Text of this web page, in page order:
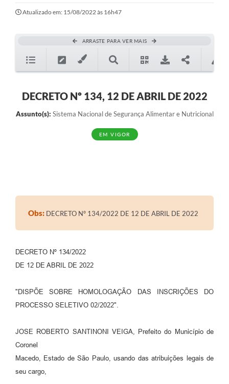
Atualizado em: 15/08/2022 às 16h47
ARRASTE PARA VER MAIS
DECRETO Nº 134, 12 DE ABRIL DE 2022
Assunto(s): Sistema Nacional de Segurança Alimentar e Nutricional
EM VIGOR
Obs: DECRETO Nº 134/2022 DE 12 DE ABRIL DE 2022
DECRETO Nº 134/2022
DE 12 DE ABRIL DE 2022
"DISPÕE SOBRE HOMOLOGAÇÃO DAS INSCRIÇÕES DO
PROCESSO SELETIVO 02/2022".
JOSE ROBERTO SANTINONI VEIGA, Prefeito do Município de
Coronel
Macedo, Estado de São Paulo, usando das atribuições legais de
seu cargo,